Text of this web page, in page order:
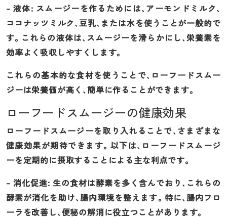
– 液体: スムージーを作るためには、アーモンドミルク、
ココナッツミルク、豆乳、または水を使うことが一般的で
す。これらの液体は、スムージーを滑らかにし、栄養素を
効率よく吸収しやすくします。
これらの基本的な食材を使うことで、ローフードスムー
ジーは栄養価が高く、簡単に作ることができます。
ローフードスムージーの健康効果
ローフードスムージーを取り入れることで、さまざまな
健康効果が期待できます。以下は、ローフードスムージ
ーを定期的に摂取することによる主な利点です。
– 消化促進: 生の食材は酵素を多く含んでおり、これらの
酵素が消化を助け、腸内環境を整えます。特に、腸内フロ
ーラを改善し、便秘の解消に役立つことがあります。